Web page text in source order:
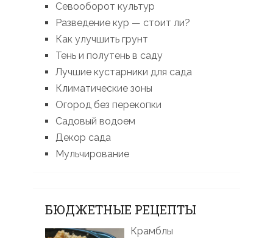
Севооборот культур
Разведение кур — стоит ли?
Как улучшить грунт
Тень и полутень в саду
Лучшие кустарники для сада
Климатические зоны
Огород без перекопки
Садовый водоем
Декор сада
Мульчирование
БЮДЖЕТНЫЕ РЕЦЕПТЫ
Крамблы